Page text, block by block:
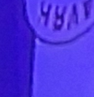
1 godina 6 mjesec